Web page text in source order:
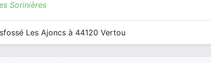
Sorinières
Les Ajoncs à 44120 Vertou